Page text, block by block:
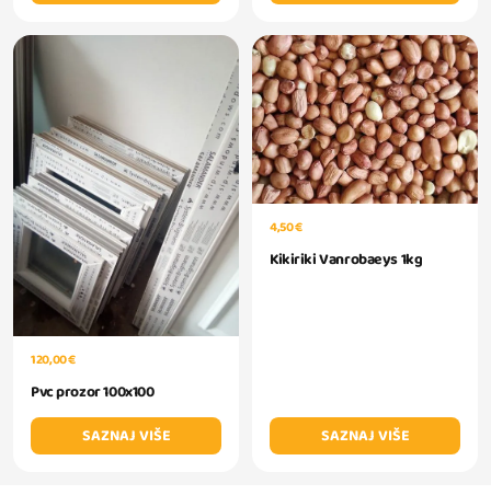
120,00 €
Pvc prozor 100x100
SAZNAJ VIŠE
4,50 €
Kikiriki Vanrobaeys 1kg
SAZNAJ VIŠE